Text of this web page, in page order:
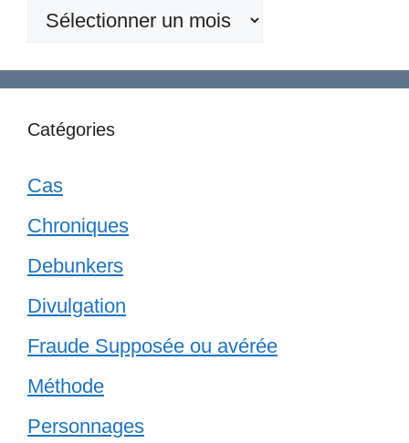
Anciennes
Catégories
Cas
Chroniques
Debunkers
Divulgation
Fraude Supposée ou avérée
Méthode
Personnages